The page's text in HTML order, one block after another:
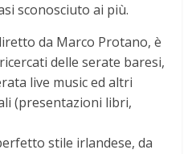
sconosciuto ai più.
da Marco Protano, è
delle serate baresi,
live music ed altri
(presentazioni libri,
stile irlandese, da